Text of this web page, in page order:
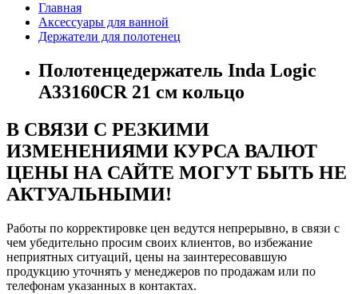
Главная
Аксессуары для ванной
Держатели для полотенец
Полотенцедержатель Inda Logic
A33160CR 21 см кольцо
В СВЯЗИ С РЕЗКИМИ
ИЗМЕНЕНИЯМИ КУРСА ВАЛЮТ
ЦЕНЫ НА САЙТЕ МОГУТ БЫТЬ НЕ
АКТУАЛЬНЫМИ!
Работы по корректировке цен ведутся непрерывно, в связи с
чем убедительно просим своих клиентов, во избежание
неприятных ситуаций, цены на заинтересовавшую
продукцию уточнять у менеджеров по продажам или по
телефонам указанных в контактах.